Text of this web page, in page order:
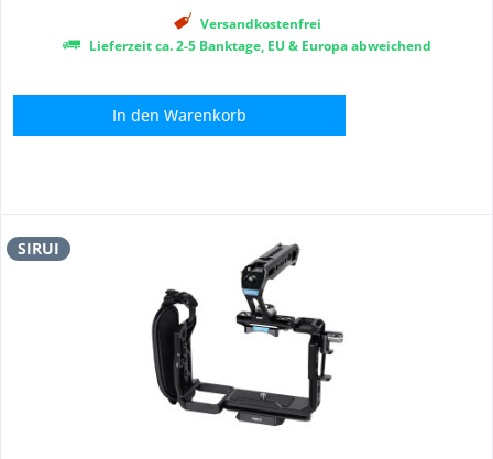
Versandkostenfrei
Lieferzeit ca. 2-5 Banktage, EU & Europa abweichend
In den Warenkorb
SIRUI